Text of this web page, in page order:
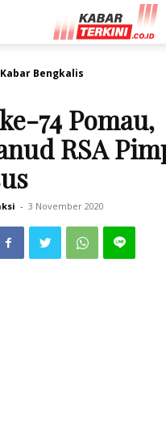
Kabar Bengkalis
74 Pomau,
RSA
- 3 November 2020